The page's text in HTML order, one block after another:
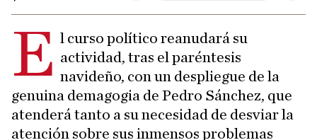
E l curso político reanudará su
actividad, tras el paréntesis
navideño, con un despliegue de la
genuina demagogia de Pedro Sánchez, que
atenderá tanto a su necesidad de desviar la
atención sobre sus inmensos problemas